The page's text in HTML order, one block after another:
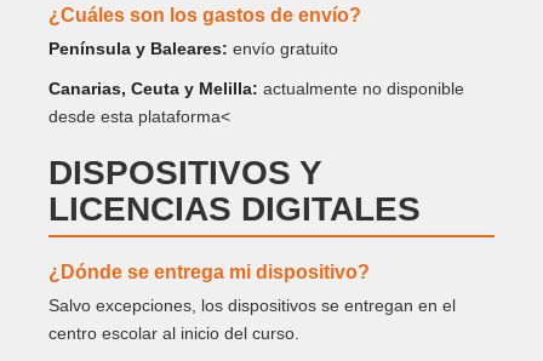
¿Cuáles son los gastos de envío?
Península y Baleares: envío gratuito
Canarias, Ceuta y Melilla: actualmente no disponible
desde esta plataforma<
DISPOSITIVOS Y
LICENCIAS DIGITALES
¿Dónde se entrega mi dispositivo?
Salvo excepciones, los dispositivos se entregan en el
centro escolar al inicio del curso.